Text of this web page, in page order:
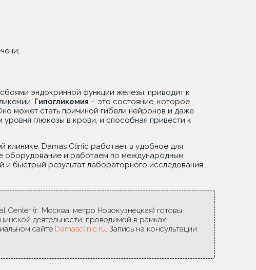
эндокринной функции железы, приводит к
Гипогликемия – это состояние, которое
может стать причиной гибели нейронов и даже
уровня глюкозы в крови, и способная привести к
Damas Clinic работает в удобное для
оборудование и работаем по международным
быстрый результат лабораторного исследования.
(г. Москва, метро Новокузнецкая) готовы
деятельности, проводимой в рамках
сайте Damasclinic.ru. Запись на консультации